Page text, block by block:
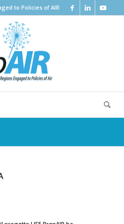
to Policies of AIR